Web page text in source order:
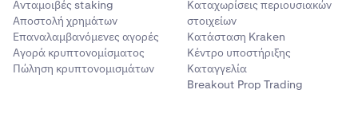
ανεκτέλεστο τμήμα ακυρώνεται
Το Good Till Cancelled (GTC) δεν υποστηρίζεται για
διαρκή futures.
Ανταμοιβές staking
Αποστολή χρημάτων
Επαναλαμβανόμενες αγορές
Αγορά κρυπτονομίσματος
Πώληση κρυπτονομισμάτων
Καταχωρίσεις περιουσιακών
στοιχείων
Κατάσταση Kraken
Κέντρο υποστήριξης
Καταγγελία
Breakout Prop Trading